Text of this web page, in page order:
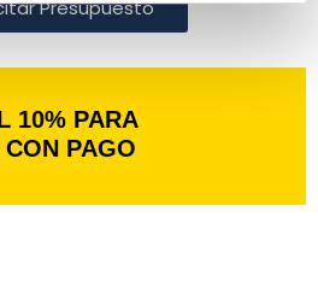
Presupuesto
10% PARA
PAGO